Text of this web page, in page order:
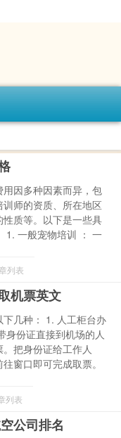
因多种因素而异，包
师的资质、所在地区
性质等。以下是一些具
1. 一般宠物培训 ： 一
列表
机票英文
几种： 1. 人工柜台办
身份证直接到机场的人
把身份证给工作人
窗口即可完成取票。
列表
公司排名